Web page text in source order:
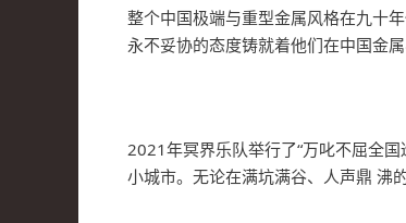
整个中国极端与重型金属风格在九十
永不妥协的态度铸就着他们在中国金
2021年冥界乐队举行了“万叱不屈全
小城市。无论在满坑满谷、人声鼎 沸